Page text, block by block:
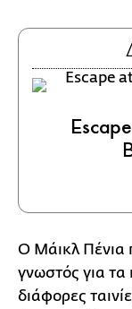
Ο Μάικλ Πένια
γνωστός για
διάφορες